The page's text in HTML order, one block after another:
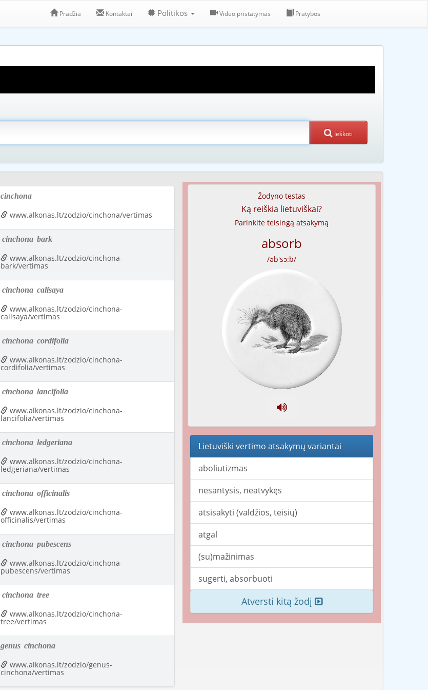
Pradžia Kontaktai Politikos Video pristatymas Pratybos
Ieškoti
cinchona
www.alkonas.lt/zodzio/cinchona/vertimas
cinchona bark
www.alkonas.lt/zodzio/cinchona-
bark/vertimas
cinchona calisaya
www.alkonas.lt/zodzio/cinchona-
calisaya/vertimas
cinchona cordifolia
www.alkonas.lt/zodzio/cinchona-
cordifolia/vertimas
cinchona lancifolia
www.alkonas.lt/zodzio/cinchona-
lancifolia/vertimas
cinchona ledgeriana
www.alkonas.lt/zodzio/cinchona-
ledgeriana/vertimas
cinchona officinalis
www.alkonas.lt/zodzio/cinchona-
officinalis/vertimas
cinchona pubescens
www.alkonas.lt/zodzio/cinchona-
pubescens/vertimas
cinchona tree
www.alkonas.lt/zodzio/cinchona-
tree/vertimas
genus cinchona
www.alkonas.lt/zodzio/genus-
cinchona/vertimas
Žodyno testas
Ką reiškia lietuviškai?
Parinkite teisingą atsakymą
absorb
/əb'sɔ:b/
Lietuviški vertimo atsakymų variantai
aboliutizmas
nesantysis, neatvykęs
atsisakyti (valdžios, teisių)
atgal
(su)mažinimas
sugerti, absorbuoti
Atversti kitą žodį